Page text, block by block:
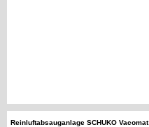
Reinluftabsauganlage SCHUKO Vacomat